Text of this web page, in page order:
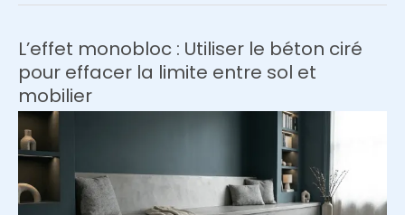
elle
?
L’avis
de
notre
rédaction
L’effet monobloc : Utiliser le béton ciré
pour effacer la limite entre sol et
mobilier